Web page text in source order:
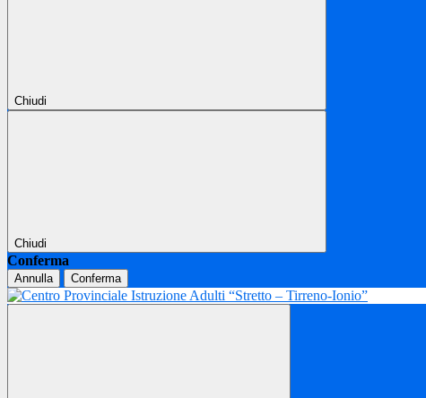
Chiudi
Chiudi
Conferma
Annulla Conferma